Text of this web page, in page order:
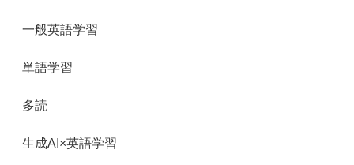
一般英語学習
単語学習
多読
生成AI×英語学習